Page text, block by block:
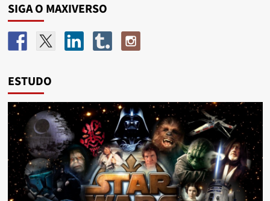
SIGA O MAXIVERSO
ESTUDO